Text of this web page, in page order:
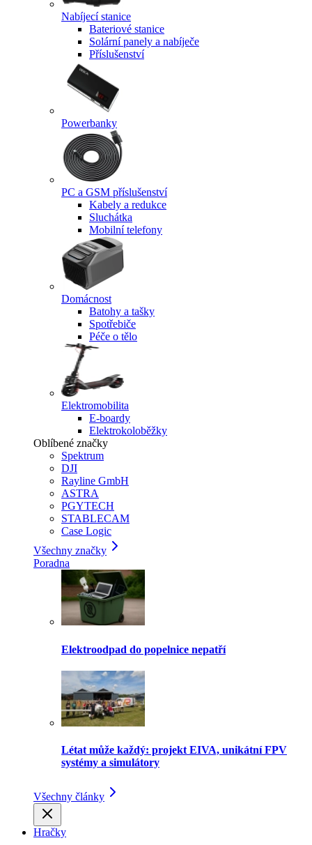
Nabíjecí stanice
Bateriové stanice
Solární panely a nabíječe
Příslušenství
Powerbanky
PC a GSM příslušenství
Kabely a redukce
Sluchátka
Mobilní telefony
Domácnost
Batohy a tašky
Spotřebiče
Péče o tělo
Elektromobilita
E-boardy
Elektrokoloběžky
Oblíbené značky
Spektrum
DJI
Rayline GmbH
ASTRA
PGYTECH
STABLECAM
Case Logic
Všechny značky
Poradna
Elektroodpad do popelnice nepatří
Létat může každý: projekt EIVA, unikátní FPV
systémy a simulátory
Všechny články
Hračky